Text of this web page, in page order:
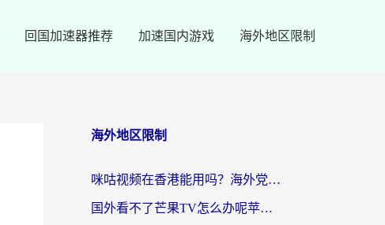
回国加速器推荐 加速国内游戏 海外地区限制
海外地区限制
咪咕视频在香港能用吗？海外党亲测有效的回国加速方案来了
国外看不了芒果TV怎么办呢苹果手机？海外党追剧游戏的全能解决方案